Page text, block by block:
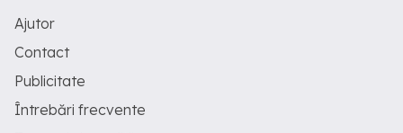
Ajutor
Contact
Publicitate
Întrebări frecvente